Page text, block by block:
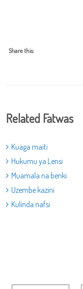
Share this:
Related Fatwas
Kuaga maiti
Hukumu ya Lensi
Muamala na benki
Uzembe kazini
Kulinda nafsi